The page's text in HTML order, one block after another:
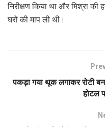
निरीक्षण किया था और मिश्रा
घरों की माप ली थी।
पकड़ा गया थूक लगाकर रोटी
होटल